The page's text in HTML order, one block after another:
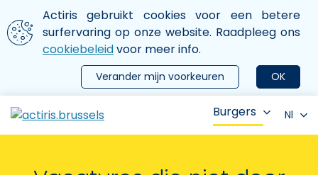
Aller au contenu principal
We gebruiken cookies
Actiris gebruikt cookies voor een betere
surfervaring op onze website. Raadpleeg ons
cookiebeleidvoor meer info.
OK
Verander mijn voorkeuren
le menu
Burgers Nl